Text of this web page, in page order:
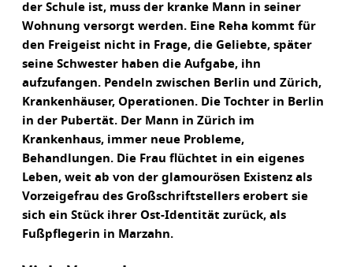
der Schule ist, muss der kranke Mann in seiner
Wohnung versorgt werden. Eine Reha kommt für
den Freigeist nicht in Frage, die Geliebte, später
seine Schwester haben die Aufgabe, ihn
aufzufangen. Pendeln zwischen Berlin und Zürich,
Krankenhäuser, Operationen. Die Tochter in Berlin
in der Pubertät. Der Mann in Zürich im
Krankenhaus, immer neue Probleme,
Behandlungen. Die Frau flüchtet in ein eigenes
Leben, weit ab von der glamourösen Existenz als
Vorzeigefrau des Großschriftstellers erobert sie
sich ein Stück ihrer Ost-Identität zurück, als
Fußpflegerin in Marzahn.